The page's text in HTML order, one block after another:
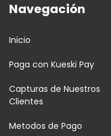
Navegación
Inicio
Paga con Kueski Pay
Capturas de Nuestros
Clientes
Metodos de Pago